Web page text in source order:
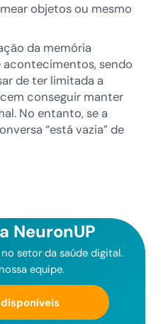
objetos ou mesmo
da memória
sendo
de ter limitada a
conseguir manter
No entanto, se a
“está vazia” de
NeuronUP
setor da saúde digital.
equipe.